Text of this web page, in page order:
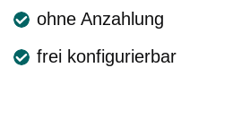
ohne Anzahlung
frei konfigurierbar